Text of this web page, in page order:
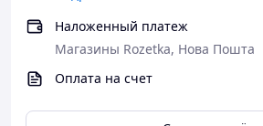
Наложенный платеж
Магазины Rozetka, Нова Пошта
Оплата на счет